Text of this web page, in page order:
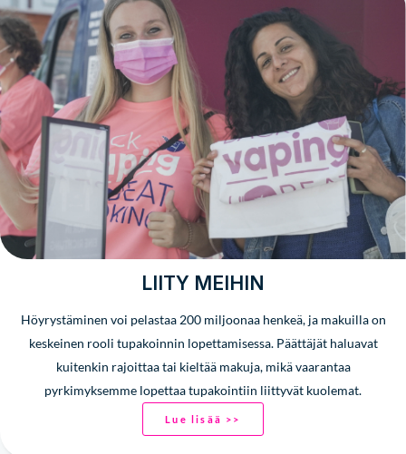
LIITY MEIHIN
Höyrystäminen voi pelastaa 200 miljoonaa henkeä, ja makuilla on
keskeinen rooli tupakoinnin lopettamisessa. Päättäjät haluavat
kuitenkin rajoittaa tai kieltää makuja, mikä vaarantaa
pyrkimyksemme lopettaa tupakointiin liittyvät kuolemat.
Lue lisää >>